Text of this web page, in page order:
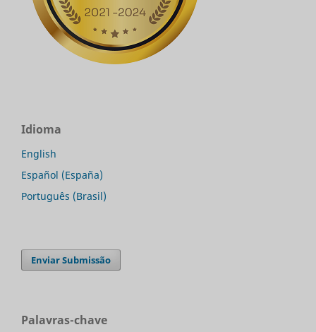
Idioma
English
Español (España)
Português (Brasil)
Enviar Submissão
Palavras-chave